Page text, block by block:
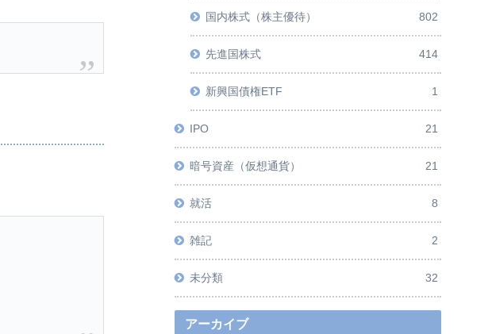
国内株式（株主優待） 802
先進国株式 414
新興国債権ETF 1
IPO 21
暗号資産（仮想通貨） 21
就活 8
雑記 2
未分類 32
アーカイブ